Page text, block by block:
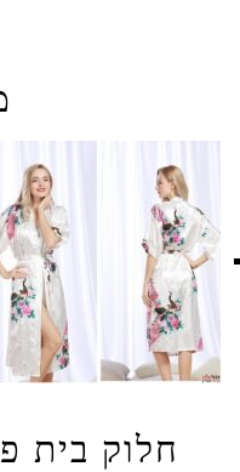
חלוק בית